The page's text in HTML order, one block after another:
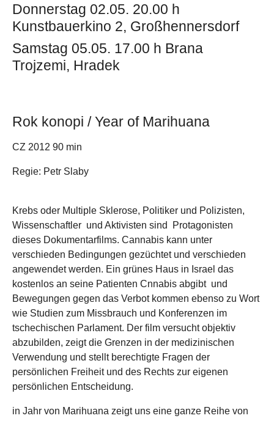
Donnerstag 02.05. 20.00 h
Kunstbauerkino 2, Großhennersdorf
Samstag 05.05. 17.00 h Brana
Trojzemi, Hradek
Rok konopi / Year of Marihuana
CZ 2012 90 min
Regie: Petr Slaby
Krebs oder Multiple Sklerose, Politiker und Polizisten,
Wissenschaftler und Aktivisten sind Protagonisten
dieses Dokumentarfilms. Cannabis kann unter
verschieden Bedingungen gezüchtet und verschieden
angewendet werden. Ein grünes Haus in Israel das
kostenlos an seine Patienten Cnnabis abgibt und
Bewegungen gegen das Verbot kommen ebenso zu Wort
wie Studien zum Missbrauch und Konferenzen im
tschechischen Parlament. Der film versucht objektiv
abzubilden, zeigt die Grenzen in der medizinischen
Verwendung und stellt berechtigte Fragen der
persönlichen Freiheit und des Rechts zur eigenen
persönlichen Entscheidung.
in Jahr von Marihuana zeigt uns eine ganze Reihe von